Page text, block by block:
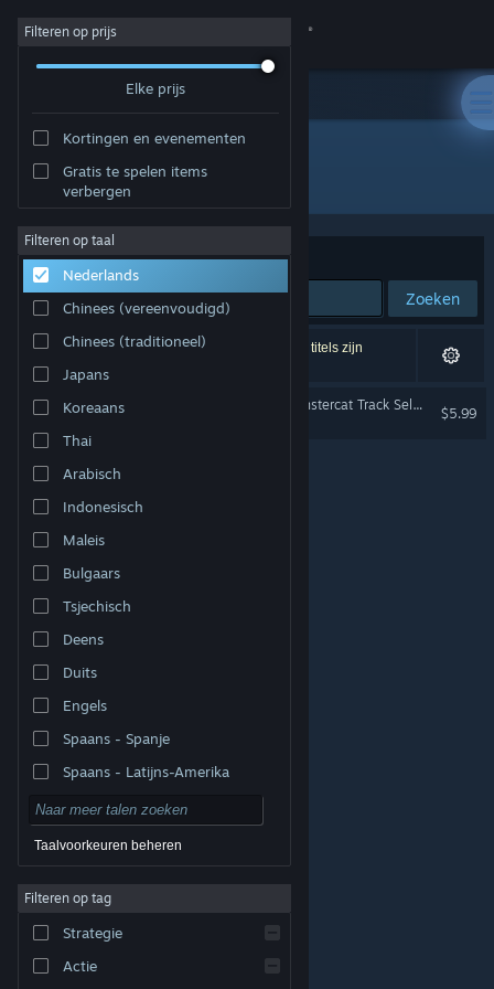
Inloggen
Community
Over
Ondersteuning
Taal wijzigen
Download de mobiele Steam-app
Desktopwebsite weergeven
© Valve Corporation. Alle rechten voorbehouden. Alle
handelsmerken zijn eigendom van hun respectieve
Privacybeleid|Juridische informatie
Toegankelijkheid
|
Terugbetalingen
Filteren op prijs
Elke prijs
Kortingen en evenementen
Gratis te spelen items
verbergen
Filteren op taal
Nederlands
Chinees (vereenvoudigd)
Chinees (traditioneel)
Japans
Koreaans
Thai
Arabisch
Indonesisch
Maleis
Bulgaars
Tsjechisch
Deens
Duits
Engels
Spaans - Spanje
Spaans - Latijns-Amerika
Taalvoorkeuren beheren
Filteren op tag
Strategie
Actie
Uitgever: Berzerk Studio
Sorteren op Relevantie
Zoeken
1 resultaat komt overeen met je zoekopdracht. 5 titels zijn
uitgesloten op basis van je voorkeuren.
Just Shapes & Beats - Monstercat Track Selection
$5.99